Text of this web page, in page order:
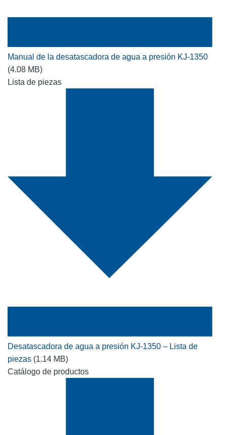
Manual de la desatascadora de agua a presión KJ-1350
(4.08 MB)
Lista de piezas
Desatascadora de agua a presión KJ-1350 – Lista de
piezas (1.14 MB)
Catálogo de productos